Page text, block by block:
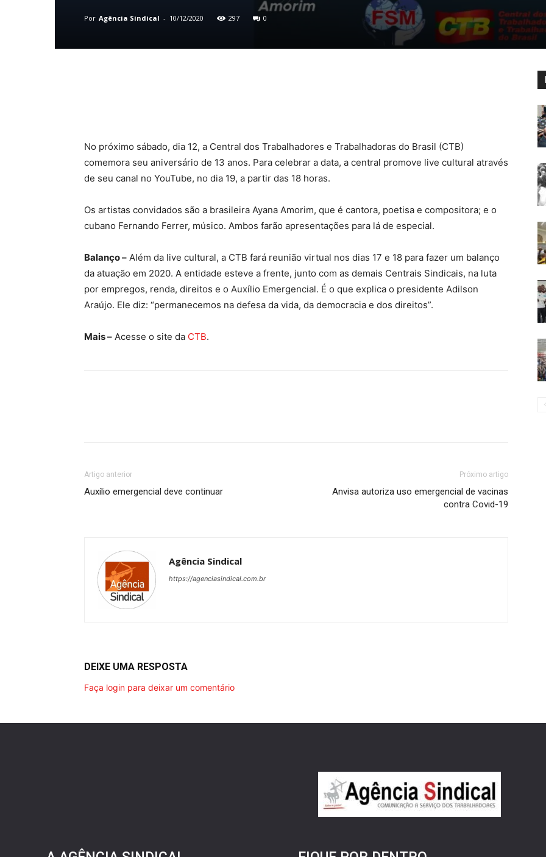
Por Agência Sindical - 10/12/2020 297 0
No próximo sábado, dia 12, a Central dos Trabalhadores e Trabalhadoras do Brasil (CTB)
comemora seu aniversário de 13 anos. Para celebrar a data, a central promove live cultural através
de seu canal no YouTube, no dia 19, a partir das 18 horas.
Os artistas convidados são a brasileira Ayana Amorim, que é cantora, poetisa e compositora; e o
cubano Fernando Ferrer, músico. Ambos farão apresentações para lá de especial.
Balanço – Além da live cultural, a CTB fará reunião virtual nos dias 17 e 18 para fazer um balanço
da atuação em 2020. A entidade esteve a frente, junto com as demais Centrais Sindicais, na luta
por empregos, renda, direitos e o Auxílio Emergencial. É o que explica o presidente Adilson
Araújo. Ele diz: “permanecemos na defesa da vida, da democracia e dos direitos”.
Mais – Acesse o site da CTB.
Artigo anterior
Auxílio emergencial deve continuar
Próximo artigo
Anvisa autoriza uso emergencial de vacinas
contra Covid-19
Agência Sindical
https://agenciasindical.com.br
DEIXE UMA RESPOSTA
Faça login para deixar um comentário